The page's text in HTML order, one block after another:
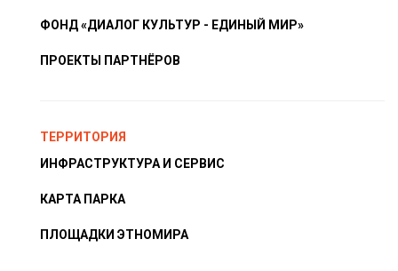
ФОНД «ДИАЛОГ КУЛЬТУР - ЕДИНЫЙ МИР»
ПРОЕКТЫ ПАРТНЁРОВ
ТЕРРИТОРИЯ
ИНФРАСТРУКТУРА И СЕРВИС
КАРТА ПАРКА
ПЛОЩАДКИ ЭТНОМИРА